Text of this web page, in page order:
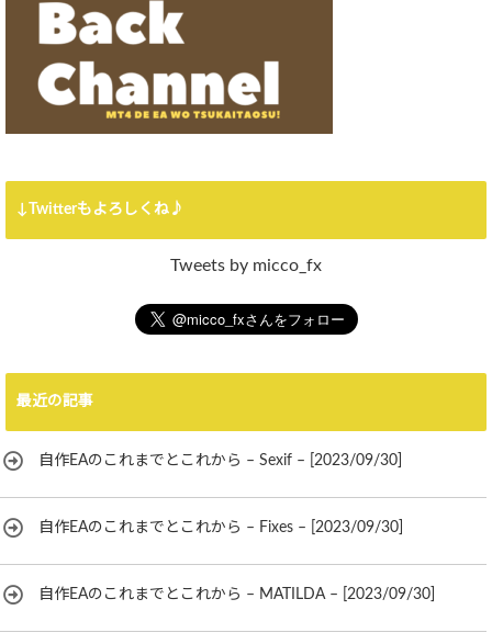
↓Twitterもよろしくね♪
Tweets by micco_fx
最近の記事
自作EAのこれまでとこれから – Sexif – [2023/09/30]
自作EAのこれまでとこれから – Fixes – [2023/09/30]
自作EAのこれまでとこれから – MATILDA – [2023/09/30]